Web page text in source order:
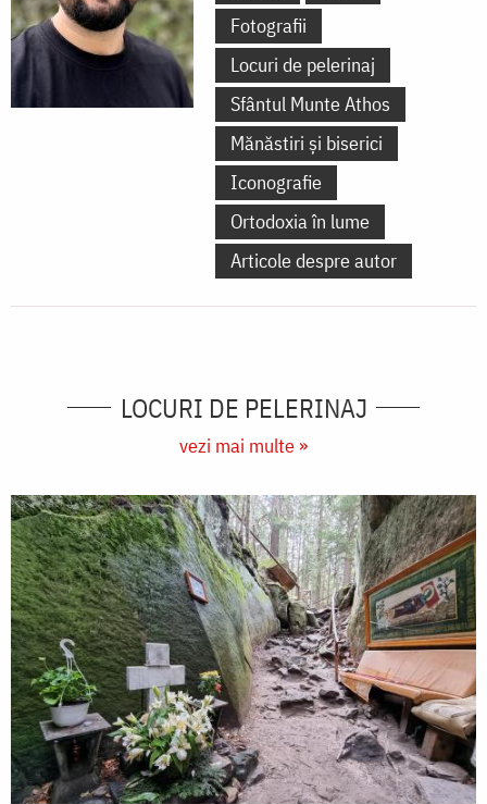
Fotografii
Locuri de pelerinaj
Sfântul Munte Athos
Mănăstiri și biserici
Iconografie
Ortodoxia în lume
Articole despre autor
LOCURI DE PELERINAJ
vezi mai multe »